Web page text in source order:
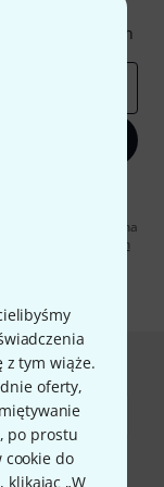
z tym wiąże.
oferty,
po prostu
cookie do
„W
Thomann
na otrzymywanie
Możesz
Więcej informacji na
dotyczących